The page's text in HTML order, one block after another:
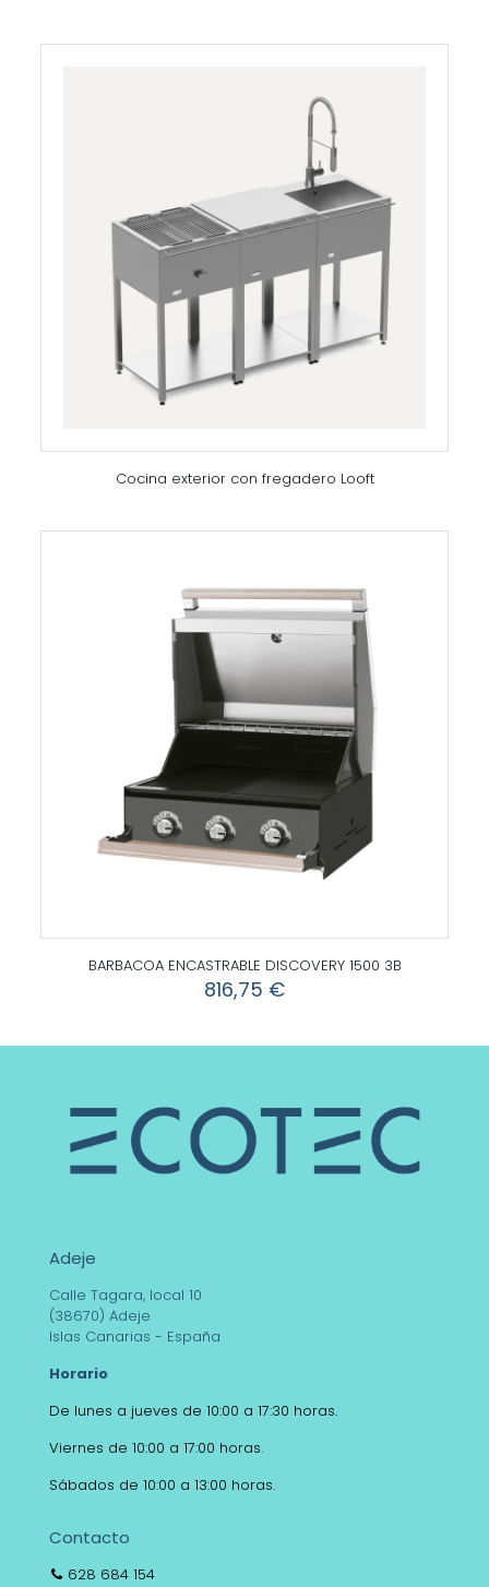
Cocina exterior con fregadero Looft
BARBACOA ENCASTRABLE DISCOVERY 1500 3B
816,75 €
Adeje
Calle Tagara, local 10
(38670) Adeje
Islas Canarias - España
Horario
De lunes a jueves de 10:00 a 17:30 horas.
Viernes de 10:00 a 17:00 horas.
Sábados de 10:00 a 13:00 horas.
Contacto
628 684 154